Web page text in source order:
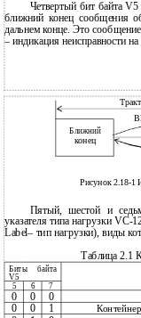
Четвертый бит байта V5
ближний конец сообщения
дальнем конце. Это
– индикация неисправности
Ближний
конец
Рисунок 2.18-1
Пятый, шестой и
указателя типа нагрузки
Label– тип нагрузки), виды
Таблица 2.1
Биты байта
V5
5 6 7
0 0 0
0 0 1